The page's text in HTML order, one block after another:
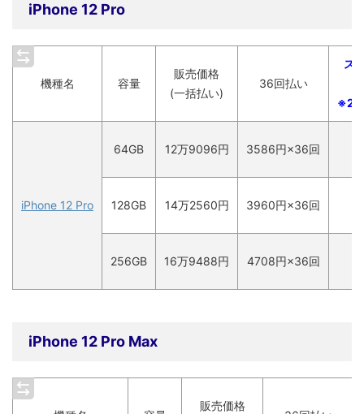
iPhone 12 Pro
機種名 容量
販売価格
(一括払い)
36回払い
ス
※24
iPhone 12 Pro
64GB 12万9096円 3586円×36回
128GB 14万2560円 3960円×36回
256GB 16万9488円 4708円×36回
iPhone 12 Pro Max
販売価格